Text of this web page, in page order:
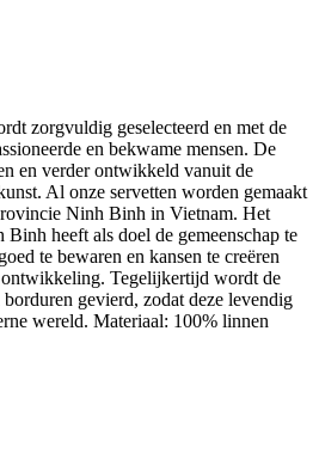
zorgvuldig geselecteerd en met de
en bekwame mensen. De
en verder ontwikkeld vanuit de
Al onze servetten worden gemaakt
Ninh Binh in Vietnam. Het
heeft als doel de gemeenschap te
te bewaren en kansen te creëren
Tegelijkertijd wordt de
gevierd, zodat deze levendig
wereld. Materiaal: 100% linnen